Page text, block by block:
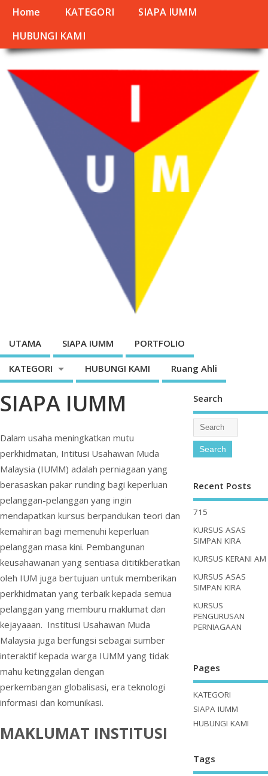
Home KATEGORI
SIAPA IUMM
HUBUNGI KAMI
UTAMA SIAPA IUMM PORTFOLIO
KATEGORI HUBUNGI KAMI Ruang Ahli
SIAPA IUMM
Dalam usaha meningkatkan mutu
perkhidmatan, Intitusi Usahawan Muda
Malaysia (IUMM) adalah perniagaan yang
berasaskan pakar runding bagi keperluan
pelanggan-pelanggan yang ingin
mendapatkan kursus berpandukan teori dan
kemahiran bagi memenuhi keperluan
pelanggan masa kini. Pembangunan
keusahawanan yang sentiasa dititikberatkan
oleh IUM juga bertujuan untuk memberikan
perkhidmatan yang terbaik kepada semua
pelanggan yang memburu maklumat dan
kejayaaan. Institusi Usahawan Muda
Malaysia juga berfungsi sebagai sumber
interaktif kepada warga IUMM yang tidak
mahu ketinggalan dengan
perkembangan globalisasi, era teknologi
informasi dan komunikasi.
MAKLUMAT INSTITUSI
Search
Recent Posts
715
KURSUS ASAS
SIMPAN KIRA
KURSUS KERANI AM
KURSUS ASAS
SIMPAN KIRA
KURSUS
PENGURUSAN
PERNIAGAAN
Pages
KATEGORI
SIAPA IUMM
HUBUNGI KAMI
Tags